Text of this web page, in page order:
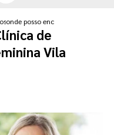
hormonal progesterona
onde posso encontrar clinica de
de
Vila